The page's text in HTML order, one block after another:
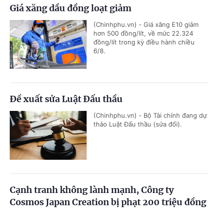
Giá xăng dầu đồng loạt giảm
(Chinhphu.vn) - Giá xăng E10 giảm
hơn 500 đồng/lít, về mức 22.324
đồng/lít trong kỳ điều hành chiều
6/8.
Đề xuất sửa Luật Đấu thầu
(Chinhphu.vn) - Bộ Tài chính đang dự
thảo Luật Đấu thầu (sửa đổi).
Cạnh tranh không lành mạnh, Công ty
Cosmos Japan Creation bị phạt 200 triệu đồng